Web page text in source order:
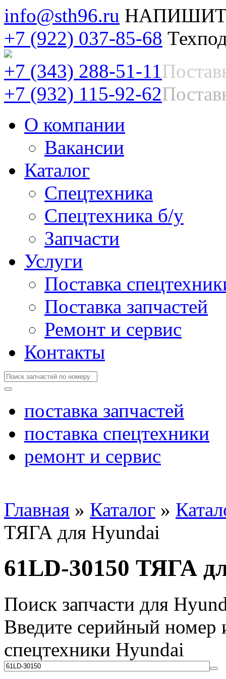
info@sth96.ru
+7 (922) 037-85-68
+7 (343) 288-51-11
+7 (932) 115-92-62
О компании
Вакансии
Каталог
Спецтехника
Спецтехника б/у
Запчасти
Услуги
Поставка
Поставка запчастей
Ремонт и сервис
Контакты
поставка запчастей
поставка спецтехники
ремонт и сервис
Главная » Каталог »
ТЯГА для Hyundai
61LD-30150 ТЯГА
Поиск запчасти для
Введите серийный номер
спецтехники Hyundai